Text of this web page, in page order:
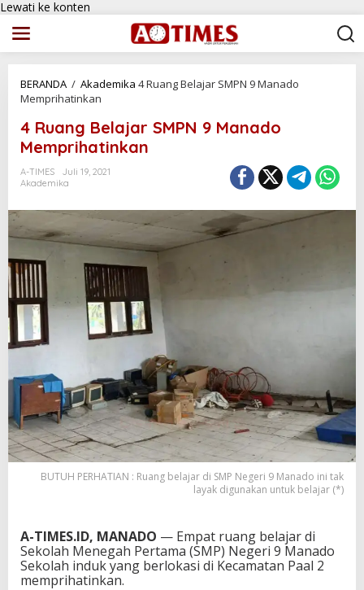
Lewati ke konten
BERANDA / Akademika 4 Ruang Belajar SMPN 9 Manado
Memprihatinkan
4 Ruang Belajar SMPN 9 Manado
Memprihatinkan
A-TIMES
Juli 19, 2021
Akademika
BUTUH PERHATIAN : Ruang belajar di SMP Negeri 9 Manado ini tak
layak digunakan untuk belajar (*)
A-TIMES.ID, MANADO — Empat ruang belajar di
Sekolah Menegah Pertama (SMP) Negeri 9 Manado
Sekolah induk yang berlokasi di Kecamatan Paal 2
memprihatinkan.